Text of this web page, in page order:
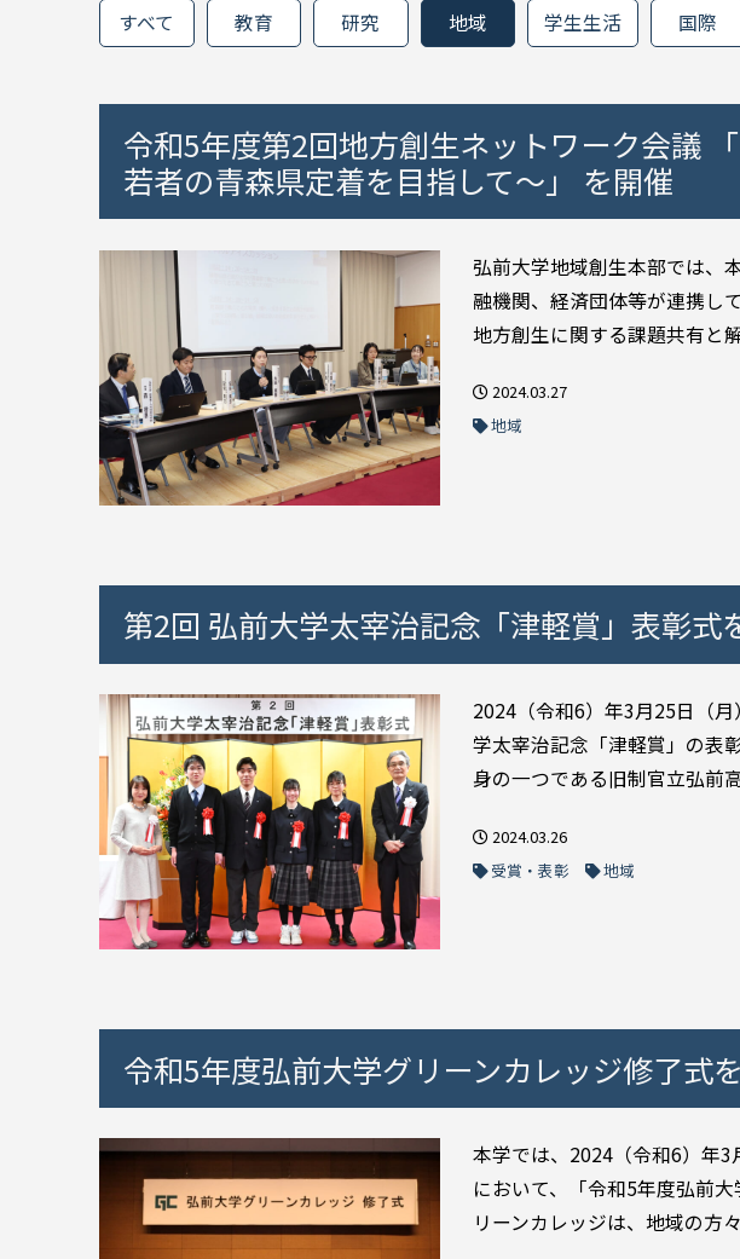
すべて 教育 研究 地域 学生生活 国際
令和5年度第2回地方創生ネットワーク会議
若者の青森県定着を目指して～」 を開催
弘前大学地域創生本部では、
融機関、経済団体等が連携し
地方創生に関する課題共有と
2024.03.27
地域
第2回 弘前大学太宰治記念「津軽賞」表彰式
2024（令和6）年3月25日（
学太宰治記念「津軽賞」の表
身の一つである旧制官立弘前
2024.03.26
受賞・表彰
地域
令和5年度弘前大学グリーンカレッジ修了式
本学では、2024（令和6）年
において、「令和5年度弘前
リーンカレッジは、地域の方